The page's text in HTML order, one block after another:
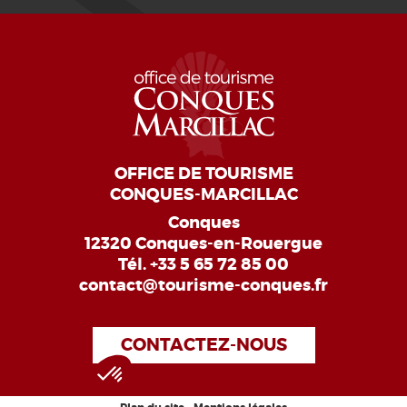
OFFICE DE TOURISME
CONQUES-MARCILLAC
Conques
12320 Conques-en-Rouergue
Tél.+33 5 65 72 85 00
contact@tourisme-conques.fr
CONTACTEZ-NOUS